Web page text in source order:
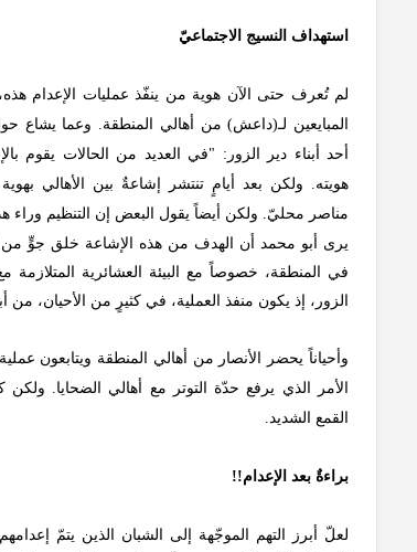
استهداف النسيج الاجتماعيّ
لم تُعرف حتى الآن هوية من ينفّذ عمليات الإعدام
المبايعين لـ(داعش) من أهالي المنطقة. وعما يشاع
أحد أبناء دير الزور: "في العديد من الحالات يقوم
هويته. ولكن بعد أيامٍ تنتشر إشاعةٌ بين الأهالي
مناصر محليّ. ولكن أيضاً يقول البعض إن التنظيم وراء
يرى أبو محمد أن الهدف من هذه الإشاعة خلق جوٍّ من
في المنطقة، خصوصاً مع البيئة العشائرية المتلازمة
الزور، إذ يكون منفذ العملية، في كثيرٍ من الأحيان، من
وأحياناً يحضر الأنصار من أهالي المنطقة ويتابعون
الأمر الذي يرفع حدّة التوتر مع أهالي الضحايا.
القمع الشديد.
براءةٌ بعد الإعدام!!
لعلّ أبرز التهم الموجّهة إلى الشبان الذين يتمّ